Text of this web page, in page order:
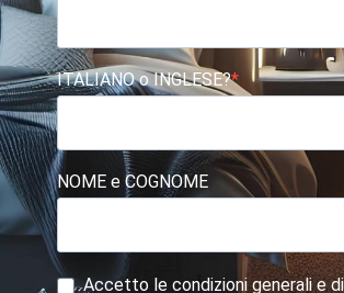
ITALIANO o INGLESE?
NOME e COGNOME
Accetto le condizioni generali e